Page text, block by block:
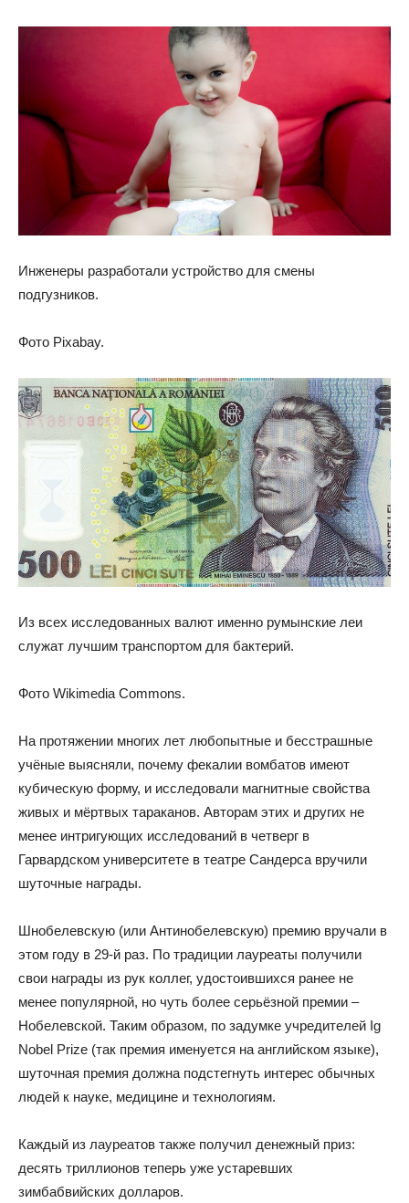
Инженеры разработали устройство для смены
подгузников.
Фото Pixabay.
Из всех исследованных валют именно румынские леи
служат лучшим транспортом для бактерий.
Фото Wikimedia Commons.
На протяжении многих лет любопытные и бесстрашные
учёные выясняли, почему фекалии вомбатов имеют
кубическую форму, и исследовали магнитные свойства
живых и мёртвых тараканов. Авторам этих и других не
менее интригующих исследований в четверг в
Гарвардском университете в театре Сандерса вручили
шуточные награды.
Шнобелевскую (или Антинобелевскую) премию вручали в
этом году в 29-й раз. По традиции лауреаты получили
свои награды из рук коллег, удостоившихся ранее не
менее популярной, но чуть более серьёзной премии –
Нобелевской. Таким образом, по задумке учредителей Ig
Nobel Prize (так премия именуется на английском языке),
шуточная премия должна подстегнуть интерес обычных
людей к науке, медицине и технологиям.
Каждый из лауреатов также получил денежный приз:
десять триллионов теперь уже устаревших
зимбабвийских долларов.